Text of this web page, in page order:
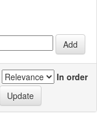
In order